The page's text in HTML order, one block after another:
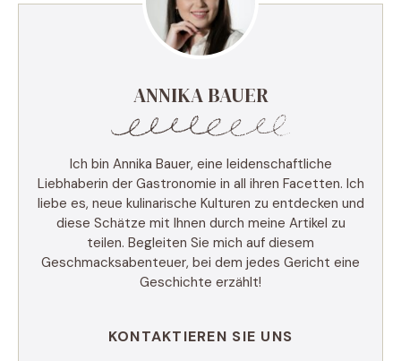
ANNIKA BAUER
Ich bin Annika Bauer, eine leidenschaftliche
Liebhaberin der Gastronomie in all ihren Facetten. Ich
liebe es, neue kulinarische Kulturen zu entdecken und
diese Schätze mit Ihnen durch meine Artikel zu
teilen. Begleiten Sie mich auf diesem
Geschmacksabenteuer, bei dem jedes Gericht eine
Geschichte erzählt!
KONTAKTIEREN SIE UNS